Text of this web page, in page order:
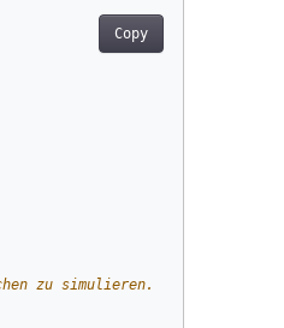
Copy
zu simulieren.